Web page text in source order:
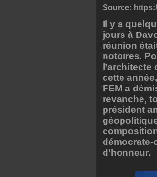
Source:
Il y a
jours à
réunion
notoires.
l’architecte
cette
FEM a
revanche,
président
démocrate-
d’honneur.